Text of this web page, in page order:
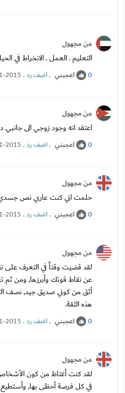
من مجهول
التعليم . العمل . الانخراط في
0 اعجبني .اضف رد.
2015
من مجهول
اعتقد انه وجود زوجي الى
0 اعجبني .اضف رد.
2015
من مجهول
حلمت اني كنت عاري نص
0 اعجبني .اضف رد.
2015
من مجهول
لقد قضيت وقتاً في التعرف على
عن نقاط قوتك وأبرزها, ومن
أثق من كوني صديق جيد, نصف
هذه الثقة.
0 اعجبني .اضف رد.
2015
من مجهول
لقد كنت أغتاظ من كون
في كل فرصة أحظى بها,